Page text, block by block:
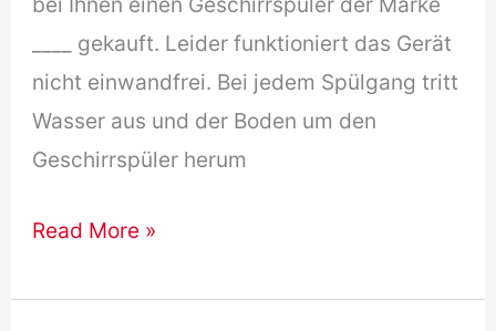
____ gekauft. Leider funktioniert das Gerät
nicht einwandfrei. Bei jedem Spülgang tritt
Wasser aus und der Boden um den
Geschirrspüler herum
Reklamation
B1
Read More »